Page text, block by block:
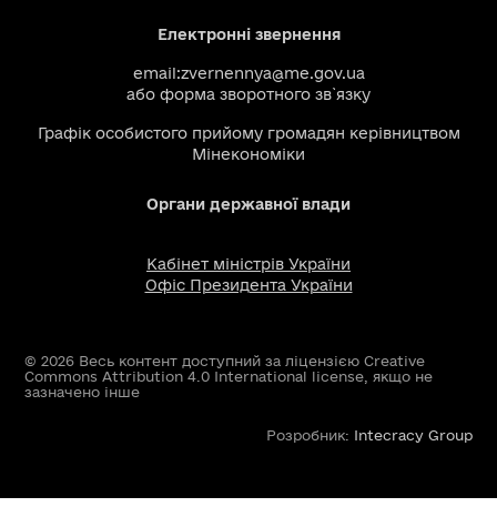
Електронні звернення
email:zvernennya@me.gov.ua
або форма зворотного зв`язку
Графік особистого прийому громадян керівництвом
Мінекономіки
Органи державної влади
Кабінет міністрів України
Офіс Президента України
© 2026 Весь контент доступний за ліцензією Creative
Commons Attribution 4.0 International license, якщо не
зазначено інше
Розробник: Intecracy Group